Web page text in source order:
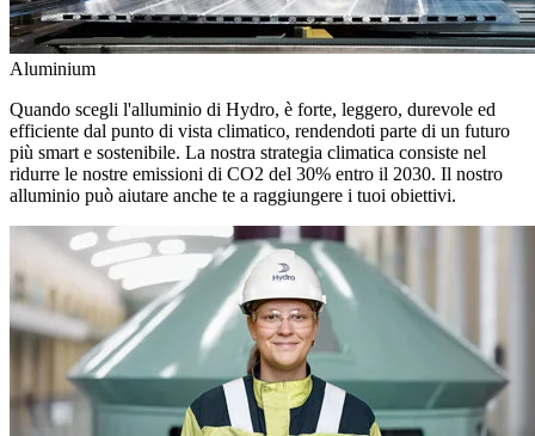
Aluminium
Quando scegli l'alluminio di Hydro, è forte, leggero, durevole ed
efficiente dal punto di vista climatico, rendendoti parte di un futuro
più smart e sostenibile. La nostra strategia climatica consiste nel
ridurre le nostre emissioni di CO2 del 30% entro il 2030. Il nostro
alluminio può aiutare anche te a raggiungere i tuoi obiettivi.